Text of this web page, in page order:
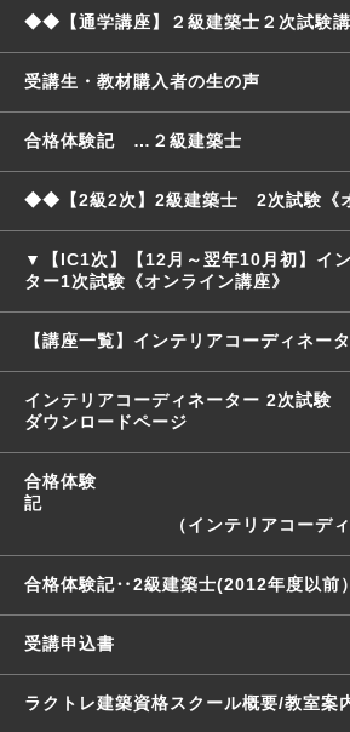
◆◆【通学講座】２級建築士２次試験
受講生・教材購入者の生の声
合格体験記 …２級建築士
◆◆【2級2次】2級建築士 2次試験《オ
▼【IC1次】【12月～翌年10月初】イ
ター1次試験《オンライン講座》
【講座一覧】インテリアコーディネー
インテリアコーディネーター 2次試
ダウンロードページ
合格体験
（インテリアコーディネー
合格体験記‥2級建築士(2012年度以前）
受講申込書
ラクトレ建築資格スクール概要/教室案